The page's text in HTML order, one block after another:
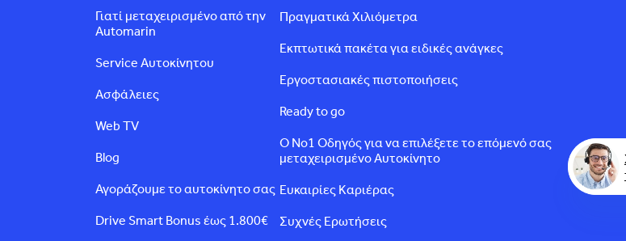
Γιατί μεταχειρισμένο από την
Automarin
Service Αυτοκίνητου
Ασφάλειες
Web TV
Blog
Αγοράζουμε το αυτοκίνητο σας
Drive Smart Bonus έως 1.800€
Πραγματικά Χιλιόμετρα
Εκπτωτικά πακέτα για ειδικές ανάγκες
Εργοστασιακές πιστοποιήσεις
Ready to go
Ο Νο1 Οδηγός για να επιλέξετε το επόμενό σας
μεταχειρισμένο Αυτοκίνητο
Ευκαιρίες Καριέρας
Συχνές Ερωτήσεις